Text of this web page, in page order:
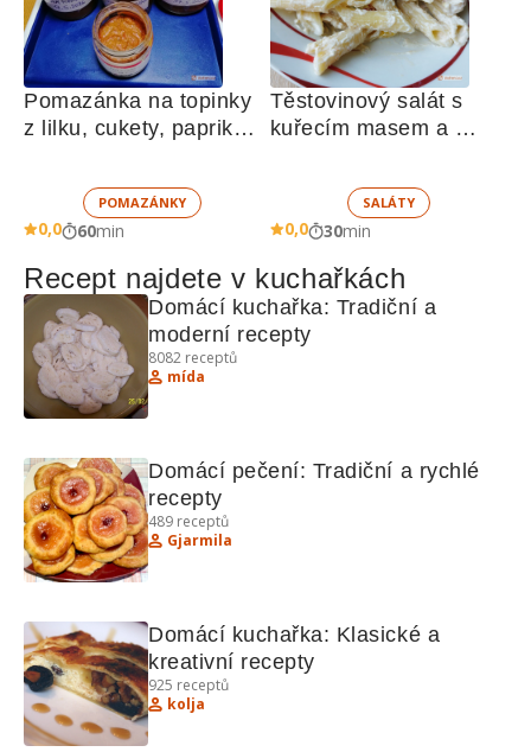
Pomazánka na topinky
z lilku, cukety, paprik,
žampionů
POMAZÁNKY
0,0 60min
Těstovinový salát s
kuřecím masem a
SALÁTY
0,0 30min
Recept najdete v kuchařkách
Domácí kuchařka: Tradiční a
moderní recepty
8082 receptů
mída
Domácí pečení: Tradiční a rychlé
recepty
489 receptů
Gjarmila
Domácí kuchařka: Klasické a
kreativní recepty
925 receptů
kolja